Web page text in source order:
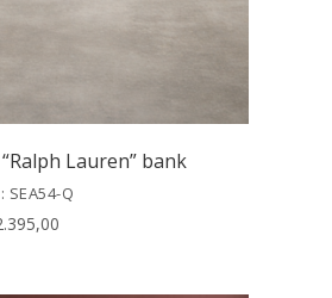
Lauren” bank
SEA54-Q